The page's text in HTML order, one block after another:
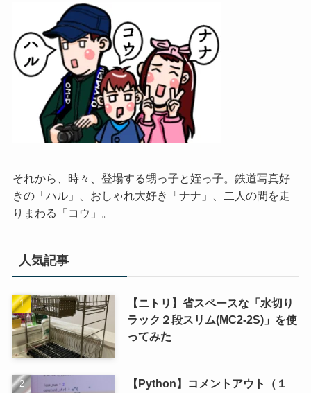
それから、時々、登場する甥っ子と姪っ子。鉄道写真好
きの「ハル」、おしゃれ大好き「ナナ」、二人の間を走
りまわる「コウ」。
人気記事
【ニトリ】省スペースな「水切り
ラック２段スリム(MC2-2S)」を使
ってみた
【Python】コメントアウト（１